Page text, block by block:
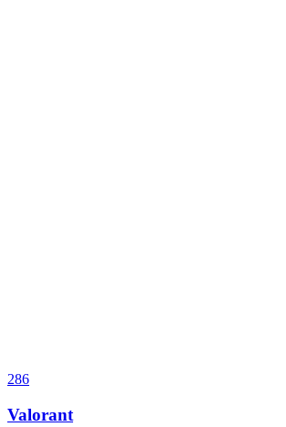
286
Valorant